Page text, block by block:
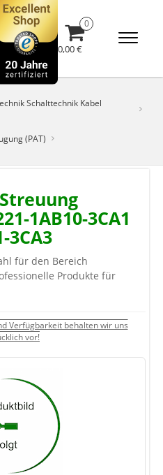
0,00 €
Schalttechnik Kabel
(PAT)
1AB10-3CA1
3CA3
für den Bereich
Produkte für
Verfügbarkeit behalten wir uns
vor!